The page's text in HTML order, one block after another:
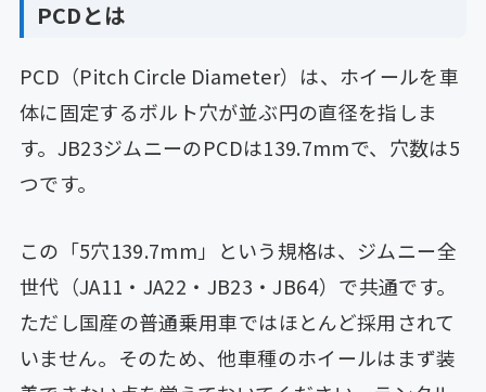
PCDとは
PCD（Pitch Circle Diameter）は、ホイールを車
体に固定するボルト穴が並ぶ円の直径を指しま
す。JB23ジムニーのPCDは139.7mmで、穴数は5
つです。
この「5穴139.7mm」という規格は、ジムニー全
世代（JA11・JA22・JB23・JB64）で共通です。
ただし国産の普通乗用車ではほとんど採用されて
いません。そのため、他車種のホイールはまず装